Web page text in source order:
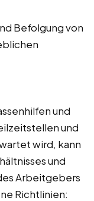
Befolgung von
und
und
wird, kann
und
Arbeitgebers
Richtlinien: